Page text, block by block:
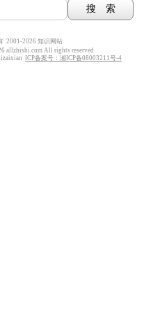
2001-2026 知识网站
allzhishi.com All rights reserved
ICP备案号：湘ICP备08003211号-4